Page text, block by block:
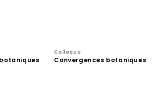
Colloque
Convergences botaniques